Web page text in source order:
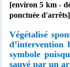
[environ 5 km -
ponctuée d'arrêts]
Végétalisé
d’intervention
symbole
sauvé par un